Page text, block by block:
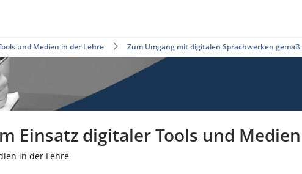
und Medien in der Lehre Zum Umgang mit digitalen Sprachwerken gemäß
Einsatz digitaler Tools und
in der Lehre